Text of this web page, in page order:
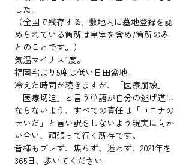
した。
（全国で残存する,  敷地内に墓地登録を認
められている箇所は皇室を含め7箇所のみ
とのことです。）
気温マイナス1度。
福岡宅より5度は低い日田盆地。
冷えた時間が続きますが、「医療崩壊」
「医療切迫」と言う単語が自分の逃げ道に
ならないよう、すべての責任は「コロナの
せいだ」と言い訳をしないよう現実に向か
い合い、頑張って行く所存です。
皆様もブレず、焦らず、迷わず、2021年を
365日、歩いてください